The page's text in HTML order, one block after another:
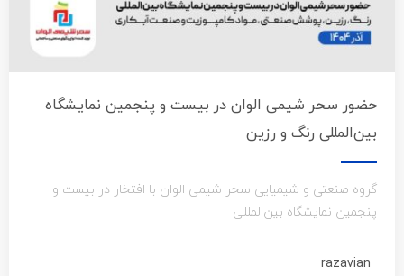
حضور سحر شیمی الوان در بیست و پنجمین نمایشگاه
بین‌المللی رنگ و رزین
گروه صنعتی و شیمیایی سحر شیمی الوان با افتخار در بیست و
پنجمین نمایشگاه بین‌المللی
razavian